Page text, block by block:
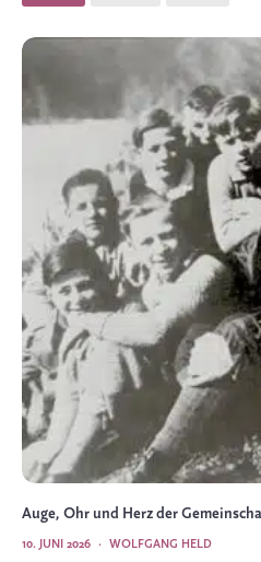
Auge, Ohr und Herz der
WOLFGANG HELD
·
10. JUNI 2026